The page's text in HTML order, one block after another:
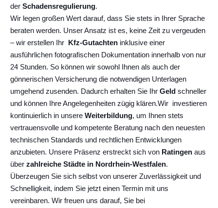
der Schadensregulierung.
Wir legen großen Wert darauf, dass Sie stets in Ihrer Sprache
beraten werden. Unser Ansatz ist es, keine Zeit zu vergeuden
– wir erstellen Ihr Kfz-Gutachten inklusive einer
ausführlichen fotografischen Dokumentation innerhalb von nur
24 Stunden. So können wir sowohl Ihnen als auch der
gönnerischen Versicherung die notwendigen Unterlagen
umgehend zusenden. Dadurch erhalten Sie Ihr Geld schneller
und können Ihre Angelegenheiten zügig klären.Wir investieren
kontinuierlich in unsere Weiterbildung, um Ihnen stets
vertrauensvolle und kompetente Beratung nach den neuesten
technischen Standards und rechtlichen Entwicklungen
anzubieten. Unsere Präsenz erstreckt sich von Ratingen aus
über zahlreiche Städte in Nordrhein-Westfalen.
Überzeugen Sie sich selbst von unserer Zuverlässigkeit und
Schnelligkeit, indem Sie jetzt einen Termin mit uns
vereinbaren. Wir freuen uns darauf, Sie bei